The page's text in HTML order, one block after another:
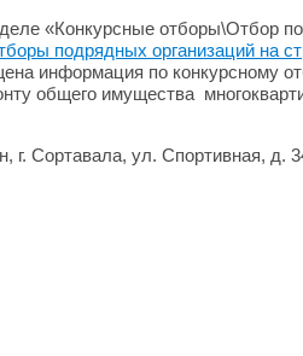
«Конкурсные отборы\Отбор
подрядных организаций на
информация по конкурсному
общего имущества
г. Сортавала, ул. Спортивная, д.